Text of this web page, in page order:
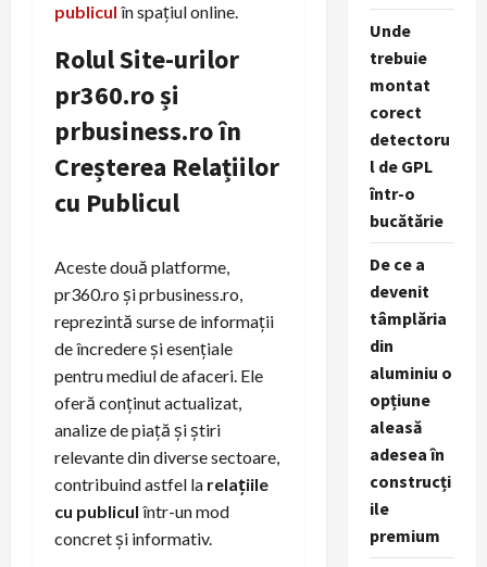
publicul în spațiul online.
Rolul Site-urilor
pr360.ro și
prbusiness.ro în
Creșterea Relațiilor
cu Publicul
Aceste două platforme,
pr360.ro și prbusiness.ro,
reprezintă surse de informații
de încredere și esențiale
pentru mediul de afaceri. Ele
oferă conținut actualizat,
analize de piață și știri
relevante din diverse sectoare,
contribuind astfel la relațiile
cu publicul într-un mod
concret și informativ.
Unde
trebuie
montat
corect
detectoru
l de GPL
într-o
bucătărie
De ce a
devenit
tâmplăria
din
aluminiu o
opțiune
aleasă
adesea în
construcți
ile
premium